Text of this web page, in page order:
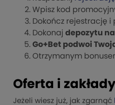
Wpisz kod
Dokończ rejestrację i
Dokonaj depozytu
Go+Bet podwoi
Otrzymanym
Oferta i
Jeżeli wiesz już, jak zgarnąć